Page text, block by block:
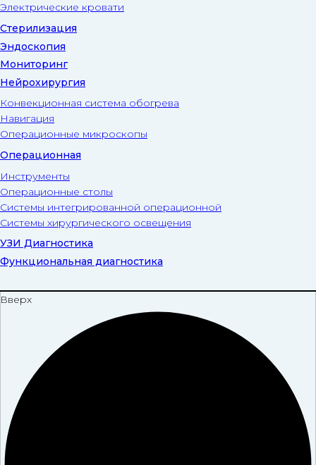
Электрические кровати
Стерилизация
Эндоскопия
Мониторинг
Нейрохирургия
Конвекционная система обогрева
Навигация
Операционные микроскопы
Операционная
Инструменты
Операционные столы
Системы интегрированной операционной
Системы хирургического освещения
УЗИ Диагностика
Функциональная диагностика
Вверх